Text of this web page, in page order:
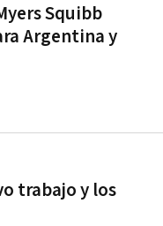
Squibb
Argentina y
trabajo y los